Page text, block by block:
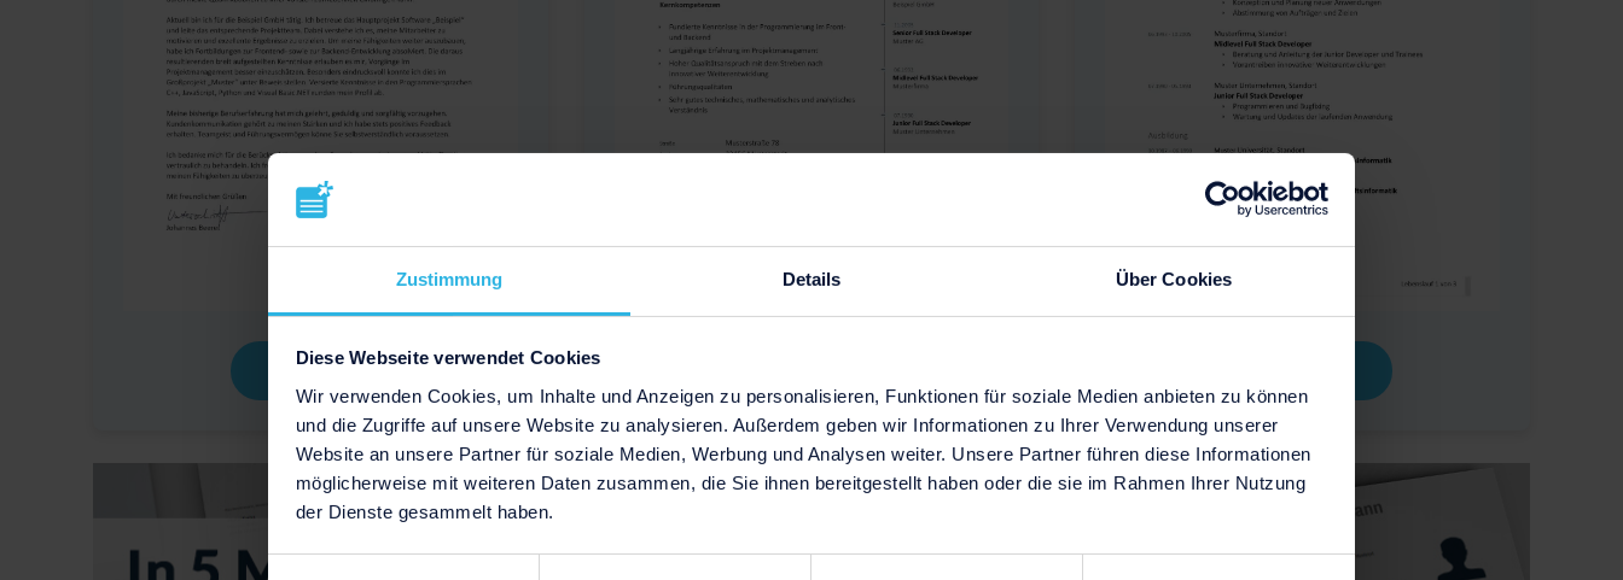
Zustimmung Details Über Cookies
Diese Webseite verwendet Cookies
Wir verwenden Cookies, um Inhalte und Anzeigen zu personalisieren, Funktionen für soziale Medien anbieten zu können
und die Zugriffe auf unsere Website zu analysieren. Außerdem geben wir Informationen zu Ihrer Verwendung unserer
Website an unsere Partner für soziale Medien, Werbung und Analysen weiter. Unsere Partner führen diese Informationen
möglicherweise mit weiteren Daten zusammen, die Sie ihnen bereitgestellt haben oder die sie im Rahmen Ihrer Nutzung
der Dienste gesammelt haben.
Einwilligungsauswahl
Download